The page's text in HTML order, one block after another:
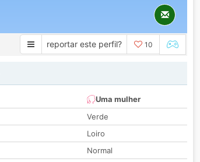
reportar este perfil? 10
Uma mulher
Verde
Loiro
Normal